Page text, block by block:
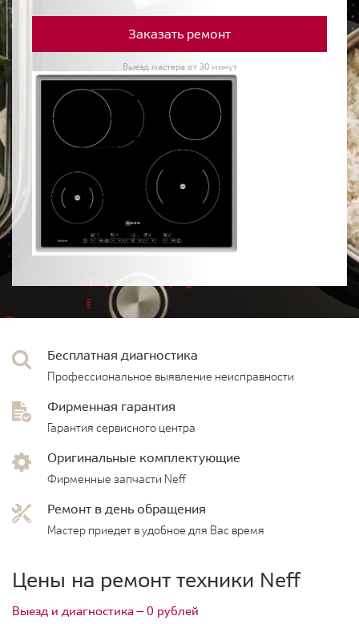
Заказать ремонт
Выезд мастера от 30 минут
Бесплатная диагностика
Профессиональное выявление неисправности
Фирменная гарантия
Гарантия сервисного центра
Оригинальные комплектующие
Фирменные запчасти Neff
Ремонт в день обращения
Мастер приедет в удобное для Вас время
Цены на ремонт техники Neff
Выезд и диагностика — 0 рублей